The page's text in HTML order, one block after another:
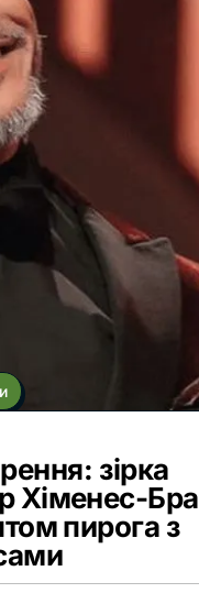
зірка
Хіменес-
пирога з